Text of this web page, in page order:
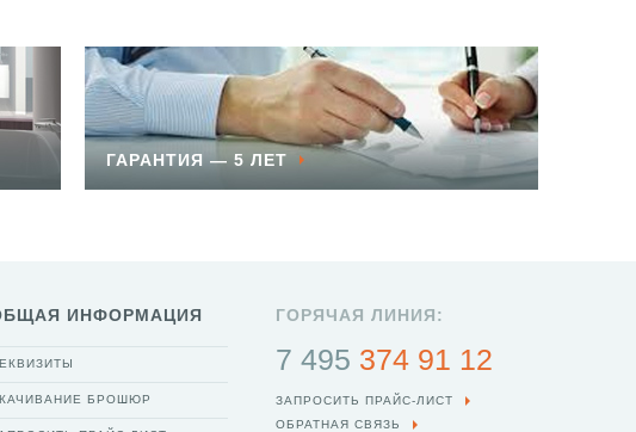
ГАРАНТИЯ — 5 ЛЕТ
ИНФОРМАЦИЯ
БРОШЮР
ГОРЯЧАЯ ЛИНИЯ:
7 495 374 91 12
ЗАПРОСИТЬ ПРАЙС-ЛИСТ
ОБРАТНАЯ СВЯЗЬ